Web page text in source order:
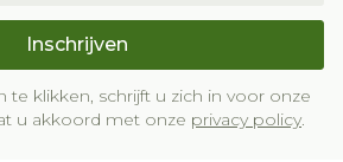
Inschrijven
te klikken, schrijft u zich in voor onze
u akkoord met onze privacy policy.